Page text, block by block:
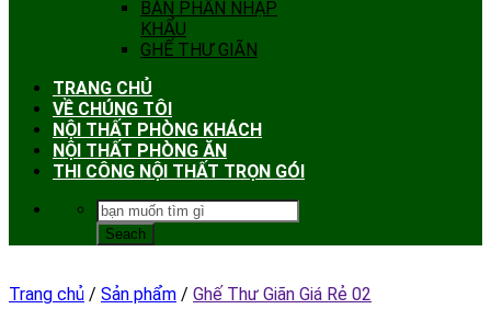
BÀN PHẤN NHẬP
KHẨU
GHẾ THƯ GIÃN
TRANG CHỦ
VỀ CHÚNG TÔI
NỘI THẤT PHÒNG KHÁCH
NỘI THẤT PHÒNG ĂN
THI CÔNG NỘI THẤT TRỌN GÓI
Trang chủ / Sản phẩm / Ghế Thư Giãn Giá Rẻ 02